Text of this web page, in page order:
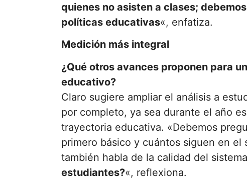
quienes no asisten a clases;
políticas educativas«, enfatiza.
Medición más integral
¿Qué otros avances proponen para
educativo?
Claro sugiere ampliar el análisis a
por completo, ya sea durante el año
trayectoria educativa. «Debemos
primero básico y cuántos siguen en el
también habla de la calidad del
estudiantes?«, reflexiona.